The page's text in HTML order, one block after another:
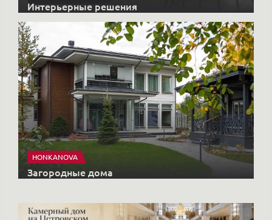
Интерьерные решения
HONKANOVA
Загородные дома